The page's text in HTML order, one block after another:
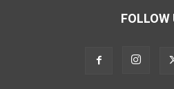
FOLLOW